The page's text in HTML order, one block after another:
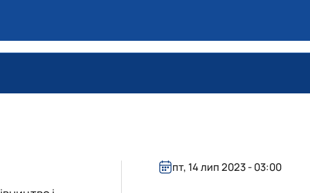
пт, 14 лип 2023 - 03:00